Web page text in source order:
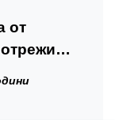
от